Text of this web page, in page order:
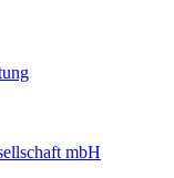
mbH